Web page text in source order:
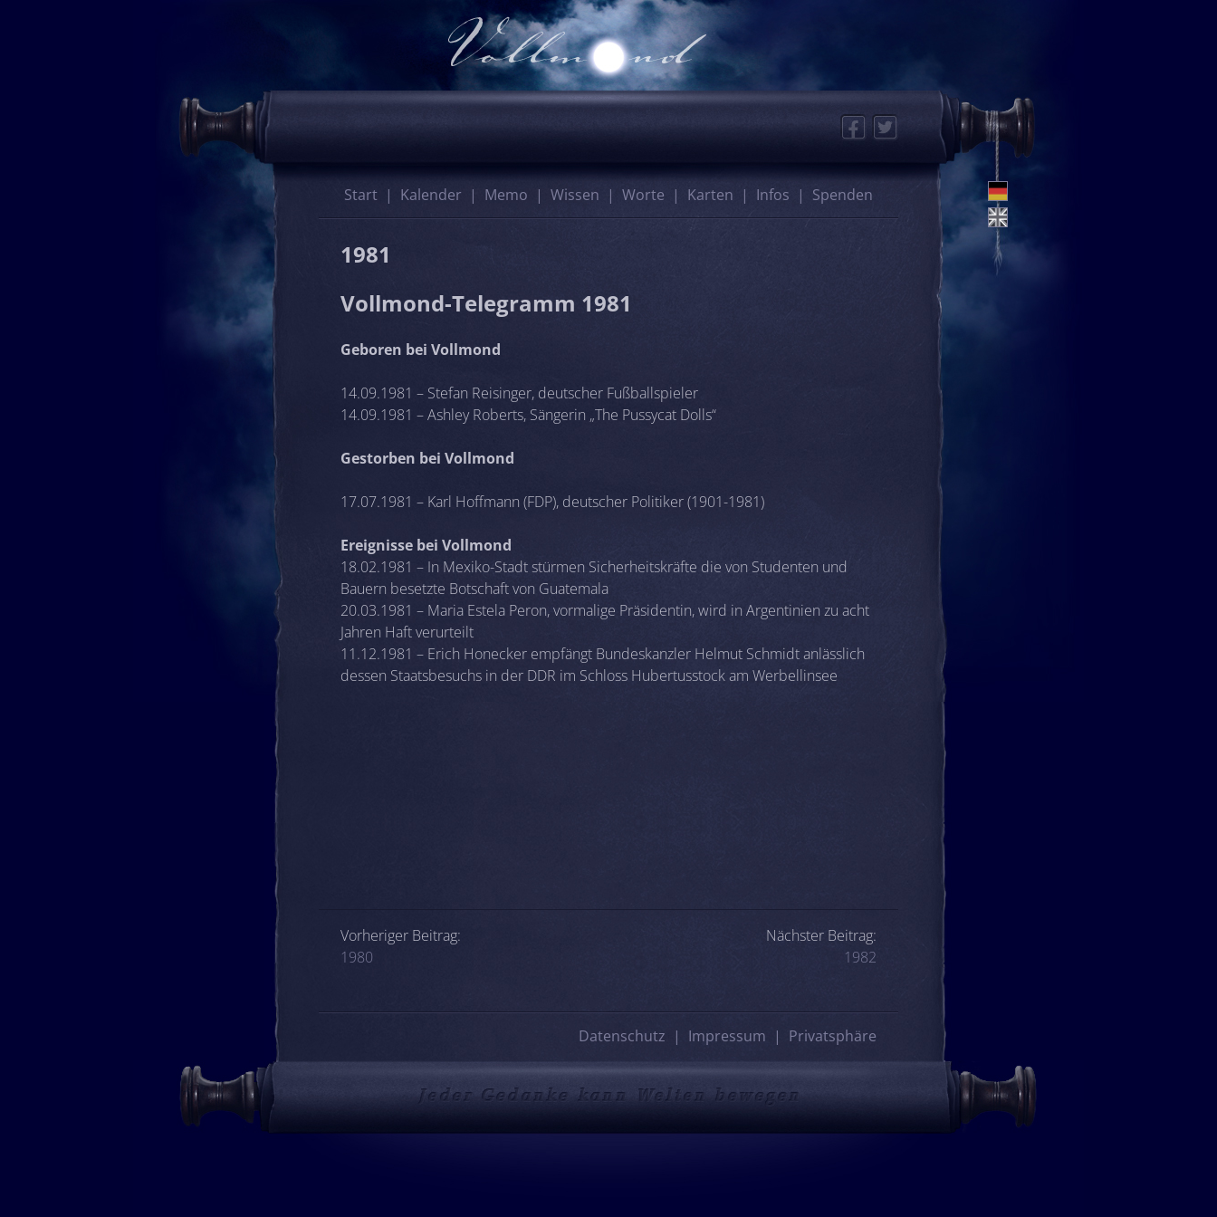
Facebook
Twitter
Start Kalender Memo Wissen Worte Karten Infos Spenden
1981
Vollmond-Telegramm 1981
Geboren bei Vollmond
14.09.1981 – Stefan Reisinger, deutscher Fußballspieler
14.09.1981 – Ashley Roberts, Sängerin „The Pussycat Dolls“
Gestorben bei Vollmond
17.07.1981 – Karl Hoffmann (FDP), deutscher Politiker (1901-1981)
Ereignisse bei Vollmond
18.02.1981 – In Mexiko-Stadt stürmen Sicherheitskräfte die von Studenten und
Bauern besetzte Botschaft von Guatemala
20.03.1981 – Maria Estela Peron, vormalige Präsidentin, wird in Argentinien zu acht
Jahren Haft verurteilt
11.12.1981 – Erich Honecker empfängt Bundeskanzler Helmut Schmidt anlässlich
dessen Staatsbesuchs in der DDR im Schloss Hubertusstock am Werbellinsee
Beitrags-Navigation
Vorheriger Beitrag:
1980
Nächster Beitrag:
1982
Datenschutz Impressum Privatsphäre